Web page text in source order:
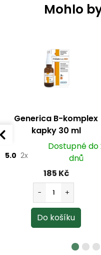
Mohlo
Generica B-komplex
kapky 30 ml
5.0 2x
Dostupné do
dnů
185 Kč